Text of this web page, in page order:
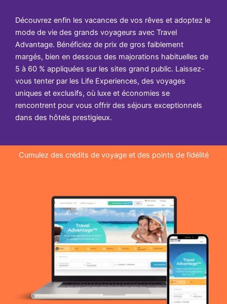
Découvrez enfin les vacances de vos rêves et adoptez le
mode de vie des grands voyageurs avec Travel
Advantage. Bénéficiez de prix de gros faiblement
margés, bien en dessous des majorations habituelles de
5 à 60 % appliquées sur les sites grand public. Laissez-
vous tenter par les Life Experiences, des voyages
uniques et exclusifs, où luxe et économies se
rencontrent pour vous offrir des séjours exceptionnels
dans des hôtels prestigieux.
Cumulez des crédits de voyage et des points de fidélité